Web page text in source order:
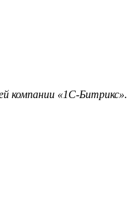
компании «1С-Битрикс».